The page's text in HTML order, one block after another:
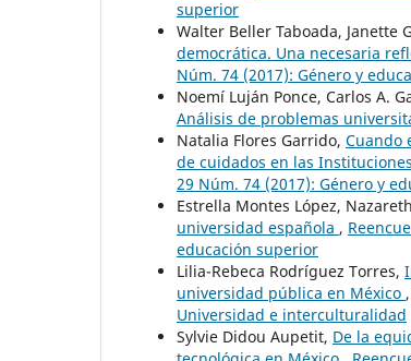
superior
Walter Beller Taboada, Janette
democrática. Una necesaria
Núm. 74 (2017): Género y
Noemí Luján Ponce, Carlos A.
Análisis de problemas
Natalia Flores Garrido, Cuando
de cuidados en las
29 Núm. 74 (2017): Género y
Estrella Montes López,
universidad española ,
educación superior
Lilia-Rebeca Rodríguez Torres,
universidad pública en México ,
Universidad e interculturalidad
Sylvie Didou Aupetit, De la